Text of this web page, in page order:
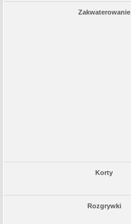
Zakwaterowanie
Korty
Rozgrywki